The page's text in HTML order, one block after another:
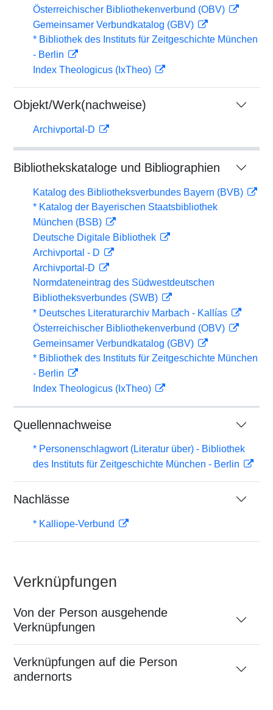
Österreichischer Bibliothekenverbund (OBV)
Gemeinsamer Verbundkatalog (GBV)
* Bibliothek des Instituts für Zeitgeschichte München
- Berlin
Index Theologicus (IxTheo)
Objekt/Werk(nachweise)
Archivportal-D
Bibliothekskataloge und Bibliographien
Katalog des Bibliotheksverbundes Bayern (BVB)
* Katalog der Bayerischen Staatsbibliothek
München (BSB)
Deutsche Digitale Bibliothek
Archivportal - D
Archivportal-D
Normdateneintrag des Südwestdeutschen
Bibliotheksverbundes (SWB)
* Deutsches Literaturarchiv Marbach - Kallías
Österreichischer Bibliothekenverbund (OBV)
Gemeinsamer Verbundkatalog (GBV)
* Bibliothek des Instituts für Zeitgeschichte München
- Berlin
Index Theologicus (IxTheo)
Quellennachweise
* Personenschlagwort (Literatur über) - Bibliothek
des Instituts für Zeitgeschichte München - Berlin
Nachlässe
* Kalliope-Verbund
Verknüpfungen
Von der Person ausgehende
Verknüpfungen
Verknüpfungen auf die Person
andernorts